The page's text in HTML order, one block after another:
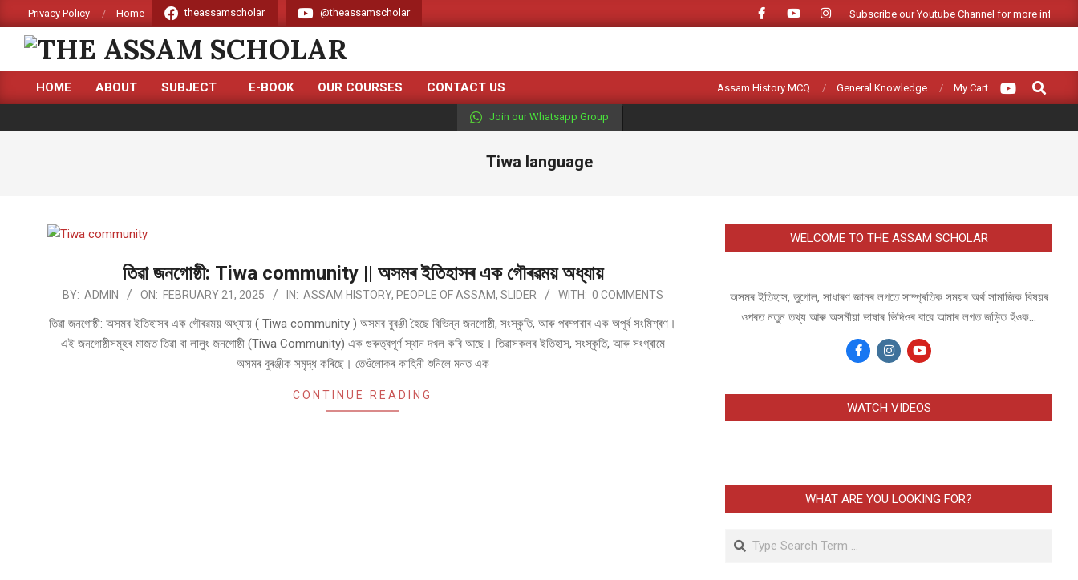
to
content
Privacy Policy Home theassamscholar @theassamscholar Subscribe our Youtube Channel for more
THE
ASSAM
SCHOLAR
Primary
Menu
HOME ABOUT SUBJECT E-BOOK OUR COURSES CONTACT US Assam History MCQ General Knowledge My Cart
Search
Join our Whatsapp Group
Tiwa language
তিৱা জনগোষ্ঠী: Tiwa community || অসমৰ ইতিহাসৰ এক গৌৰৱময় অধ্যায়
2025-
02-
BY: ADMIN ON: FEBRUARY 21, 2025 IN: ASSAM HISTORY, PEOPLE OF ASSAM, SLIDER WITH: 0 COMMENTS
তিৱা জনগোষ্ঠী: অসমৰ ইতিহাসৰ এক গৌৰৱময় অধ্যায় ( Tiwa community ) অসমৰ বুৰঞ্জী হৈছে বিভিন্ন জনগোষ্ঠী, সংস্কৃতি, আৰু পৰম্পৰাৰ এক অপূৰ্ব সংমিশ্ৰণ।
এই জনগোষ্ঠীসমূহৰ মাজত তিৱা বা লালুং জনগোষ্ঠী (Tiwa Community) এক গুৰুত্বপূৰ্ণ স্থান দখল কৰি আছে। তিৱাসকলৰ ইতিহাস, সংস্কৃতি, আৰু সংগ্ৰামে
অসমৰ বুৰঞ্জীক সমৃদ্ধ কৰিছে। তেওঁলোকৰ কাহিনী শুনিলে মনত এক
CONTINUE READING
WELCOME TO THE ASSAM SCHOLAR
অসমৰ ইতিহাস, ভুগোল, সাধাৰণ জ্ঞানৰ লগতে সাম্প্ৰতিক সময়ৰ অৰ্থ সামাজিক বিষয়ৰ
ওপৰত নতুন তথ্য আৰু অসমীয়া ভাষাৰ ভিদিওৰ বাবে আমাৰ লগত জড়িত হঁওক...
WATCH VIDEOS
WHAT ARE YOU LOOKING FOR?
Search